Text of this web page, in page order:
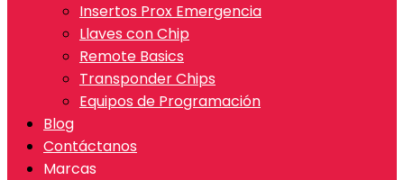
Insertos Prox Emergencia
Llaves con Chip
Remote Basics
Transponder Chips
Equipos de Programación
Blog
Contáctanos
Marcas